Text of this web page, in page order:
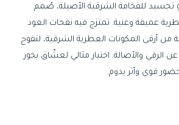
للفخامة الشرقية الأصيلة، صُمم
عميقة وغنية. تمتزج فيه نفحات العود
من أرقى المكونات العطرية الشرقية، لتفوح
عن الرقي والأصالة. اختيار مثالي لعشّاق بخور
قوي وأثر يدوم.